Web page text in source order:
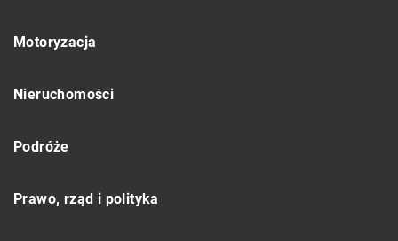
Motoryzacja
Nieruchomości
Podróże
Prawo, rząd i polityka